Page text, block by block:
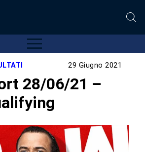
29 Giugno 2021
28/06/21 –